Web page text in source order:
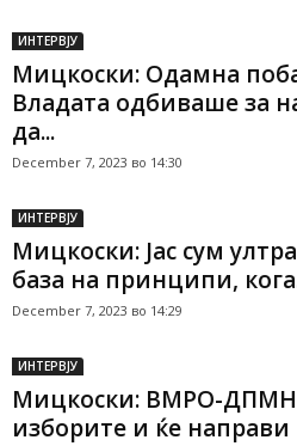
ИНТЕРВЈУ
Мицкоски: Одамна
Владата одбиваше за
да...
December 7, 2023 во 14:30
ИНТЕРВЈУ
Мицкоски: Јас сум
база на принципи,
December 7, 2023 во 14:29
ИНТЕРВЈУ
Мицкоски: ВМРО-
изборите и ќе направи